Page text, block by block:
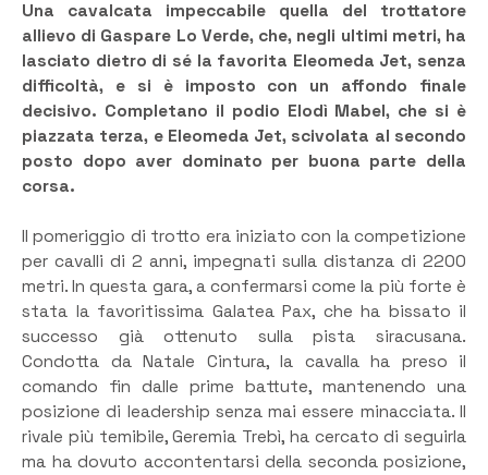
Una cavalcata impeccabile quella del trottatore
allievo di Gaspare Lo Verde, che, negli ultimi metri, ha
lasciato dietro di sé la favorita Eleomeda Jet, senza
difficoltà, e si è imposto con un affondo finale
decisivo. Completano il podio Elodì Mabel, che si è
piazzata terza, e Eleomeda Jet, scivolata al secondo
posto dopo aver dominato per buona parte della
corsa.
Il pomeriggio di trotto era iniziato con la competizione
per cavalli di 2 anni, impegnati sulla distanza di 2200
metri. In questa gara, a confermarsi come la più forte è
stata la favoritissima Galatea Pax, che ha bissato il
successo già ottenuto sulla pista siracusana.
Condotta da Natale Cintura, la cavalla ha preso il
comando fin dalle prime battute, mantenendo una
posizione di leadership senza mai essere minacciata. Il
rivale più temibile, Geremia Trebì, ha cercato di seguirla
ma ha dovuto accontentarsi della seconda posizione,